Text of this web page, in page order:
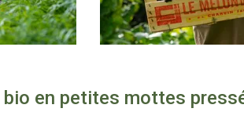
en petites mottes